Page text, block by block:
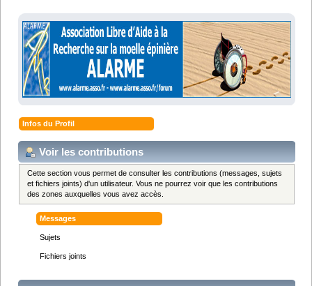
Infos du Profil
Voir les contributions
Cette section vous permet de consulter les contributions (messages, sujets
et fichiers joints) d'un utilisateur. Vous ne pourrez voir que les contributions
des zones auxquelles vous avez accès.
Messages
Sujets
Fichiers joints